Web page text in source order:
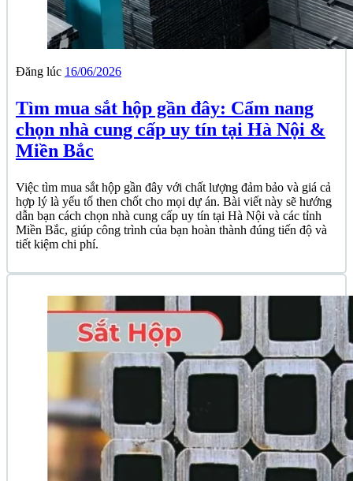
Đăng lúc 16/06/2026
Tìm mua sắt hộp gần đây: Cẩm nang
chọn nhà cung cấp uy tín tại Hà Nội &
Miền Bắc
Việc tìm mua sắt hộp gần đây với chất lượng đảm bảo và giá cả
hợp lý là yếu tố then chốt cho mọi dự án. Bài viết này sẽ hướng
dẫn bạn cách chọn nhà cung cấp uy tín tại Hà Nội và các tỉnh
Miền Bắc, giúp công trình của bạn hoàn thành đúng tiến độ và
tiết kiệm chi phí.